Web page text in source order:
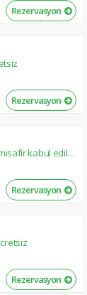
Rezervasyon
Rezervasyon
kabul edilmemektedir.
Rezervasyon
Rezervasyon